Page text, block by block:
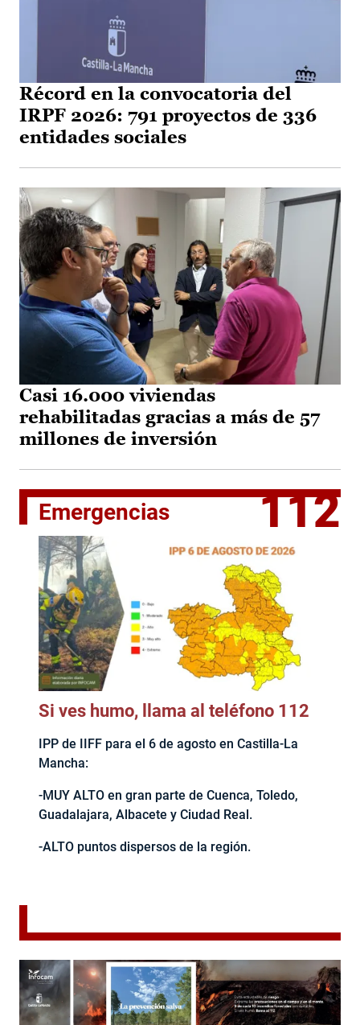
Récord en la convocatoria del
IRPF 2026: 791 proyectos de 336
entidades sociales
Casi 16.000 viviendas
rehabilitadas gracias a más de 57
millones de inversión
Emergencias 112
Si ves humo, llama al teléfono 112
IPP de IIFF para el 6 de agosto en Castilla-La
Mancha:
-MUY ALTO en gran parte de Cuenca, Toledo,
Guadalajara, Albacete y Ciudad Real.
-ALTO puntos dispersos de la región.